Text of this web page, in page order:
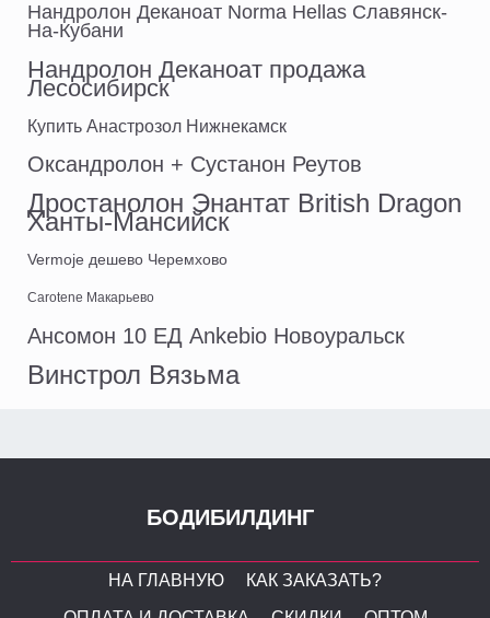
Нандролон Деканоат Norma Hellas Славянск-
На-Кубани
Нандролон Деканоат продажа
Лесосибирск
Купить Анастрозол Нижнекамск
Оксандролон + Сустанон Реутов
Дростанолон Энантат British Dragon
Ханты-Мансийск
Vermoje дешево Черемхово
Carotene Макарьево
Ансомон 10 ЕД Ankebio Новоуральск
Винстрол Вязьма
БОДИБИЛДИНГ
НА ГЛАВНУЮ
КАК ЗАКАЗАТЬ?